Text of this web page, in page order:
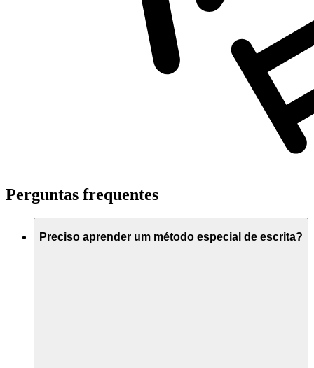
Perguntas frequentes
Preciso aprender um método especial de escrita?